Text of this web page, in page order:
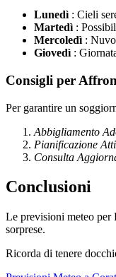
Lunedì : Cieli
Martedì :
Mercoledì :
Giovedì :
Consigli per
Per garantire un
Abbigliamento
Pianificazione
Consulta
Conclusioni
Le previsioni meteo per
sorprese.
Ricorda di tenere